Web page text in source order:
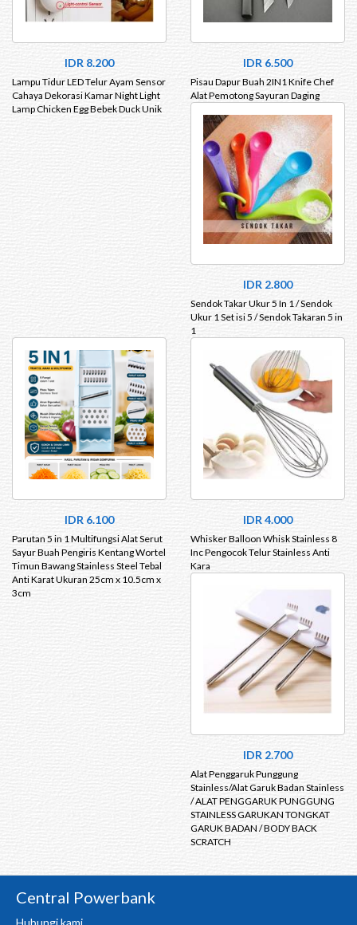
IDR 8.200
Lampu Tidur LED Telur Ayam Sensor
Cahaya Dekorasi Kamar Night Light
Lamp Chicken Egg Bebek Duck Unik
IDR 6.500
Pisau Dapur Buah 2IN1 Knife Chef
Alat Pemotong Sayuran Daging
IDR 2.800
Sendok Takar Ukur 5 In 1 / Sendok
Ukur 1 Set isi 5 / Sendok Takaran 5 in
1
IDR 6.100
Parutan 5 in 1 Multifungsi Alat Serut
Sayur Buah Pengiris Kentang Wortel
Timun Bawang Stainless Steel Tebal
Anti Karat Ukuran 25cm x 10.5cm x
3cm
IDR 4.000
Whisker Balloon Whisk Stainless 8
Inc Pengocok Telur Stainless Anti
Kara
IDR 2.700
Alat Penggaruk Punggung
Stainless/Alat Garuk Badan Stainless
/ ALAT PENGGARUK PUNGGUNG
STAINLESS GARUKAN TONGKAT
GARUK BADAN / BODY BACK
SCRATCH
Central Powerbank